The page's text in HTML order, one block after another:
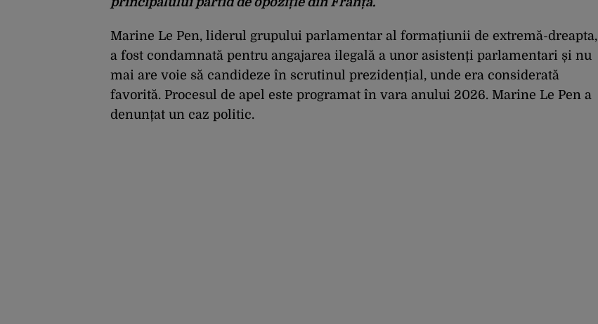
Marine Le Pen, liderul grupului parlamentar al formațiunii de extremă-dreapta,
a fost condamnată pentru angajarea ilegală a unor asistenți parlamentari și nu
mai are voie să candideze în scrutinul prezidențial, unde era considerată
favorită. Procesul de apel este programat în vara anului 2026. Marine Le Pen a
denunțat un caz politic.